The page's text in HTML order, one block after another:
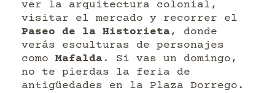
ver la arquitectura colonial,
visitar el mercado y recorrer el
Paseo de la Historieta, donde
verás esculturas de personajes
como Mafalda . Si vas un domingo,
no te pierdas la feria de
antigüedades en la Plaza Dorrego.